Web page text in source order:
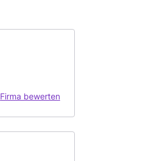
Firma bewerten